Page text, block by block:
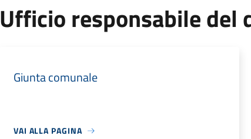
Ufficio responsabile del
Giunta comunale
VAI ALLA PAGINA